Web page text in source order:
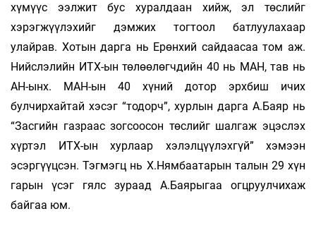
хүмүүс ээлжит бус хуралдаан хийж, эл төслийг
хэрэгжүүлэхийг дэмжих тогтоол батлуулахаар
улайрав. Хотын дарга нь Ерөнхий сайдаасаа том аж.
Нийслэлийн ИТХ-ын төлөөлөгчдийн 40 нь МАН, тав нь
АН-ынх. МАН-ын 40 хүний дотор эрхбиш ичих
булчирхайтай хэсэг “тодорч”, хурлын дарга А.Баяр нь
“Засгийн газ­раас зогсоосон төслийг шалгаж эцэслэх
хүртэл ИТХ-ын хурлаар хэлэлцүүлэхгүй” хэмээн
эсэргүүцсэн. Тэгмэгц нь Х.Нямбаатарын талын 29 хүн
гарын үсэг гялс зураад А.Баярыгаа огцруулчихаж
байгаа юм.